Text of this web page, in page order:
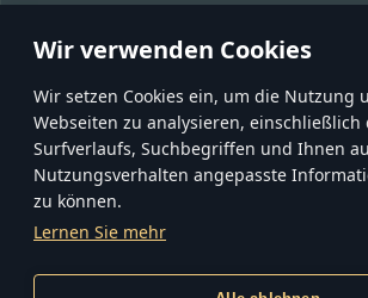
Wir verwenden Cookies
Wir setzen Cookies ein, um die Nutzung
Webseiten zu analysieren, einschließlich
Surfverlaufs, Suchbegriffen und Ihnen
Nutzungsverhalten angepasste
zu können.
Lernen Sie mehr
DATENSCHUTZERKLÄRUNG